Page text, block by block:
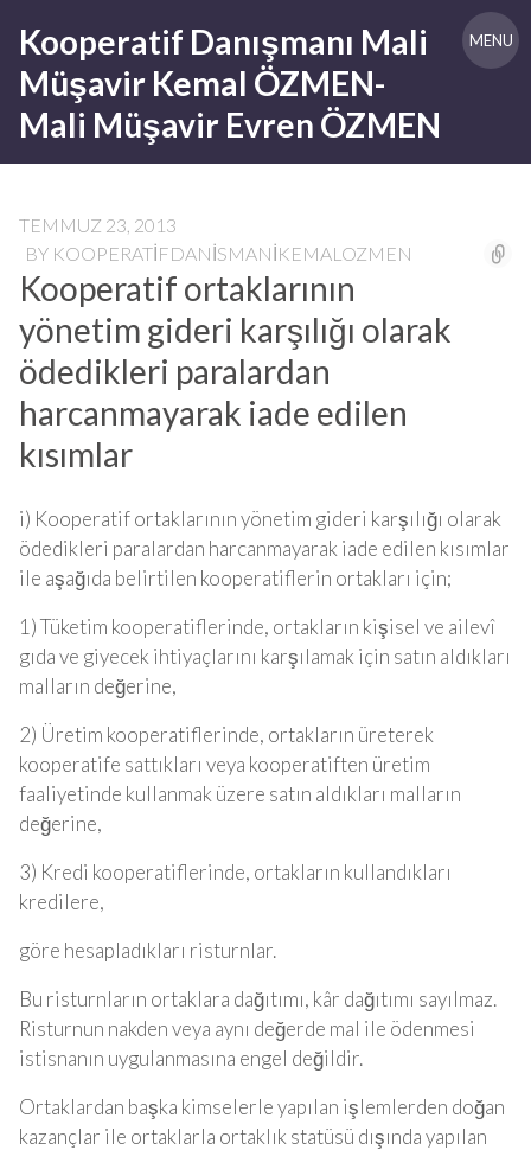
content
Kooperatif Danışmanı Mali
Müşavir Kemal ÖZMEN-
Mali Müşavir Evren ÖZMEN
MENU
TEMMUZ 23, 2013
BY KOOPERATIFDANISMANIKEMALOZMEN
Kooperatif ortaklarının
yönetim gideri karşılığı olarak
ödedikleri paralardan
harcanmayarak iade edilen
kısımlar
i) Kooperatif ortaklarının yönetim gideri karşılığı olarak
ödedikleri paralardan harcanmayarak iade edilen kısımlar
ile aşağıda belirtilen kooperatiflerin ortakları için;
1) Tüketim kooperatiflerinde, ortakların kişisel ve ailevî
gıda ve giyecek ihtiyaçlarını karşılamak için satın aldıkları
malların değerine,
2) Üretim kooperatiflerinde, ortakların üreterek
kooperatife sattıkları veya kooperatiften üretim
faaliyetinde kullanmak üzere satın aldıkları malların
değerine,
3) Kredi kooperatiflerinde, ortakların kullandıkları
kredilere,
göre hesapladıkları risturnlar.
Bu risturnların ortaklara dağıtımı, kâr dağıtımı sayılmaz.
Risturnun nakden veya aynı değerde mal ile ödenmesi
istisnanın uygulanmasına engel değildir.
Ortaklardan başka kimselerle yapılan işlemlerden doğan
kazançlar ile ortaklarla ortaklık statüsü dışında yapılan